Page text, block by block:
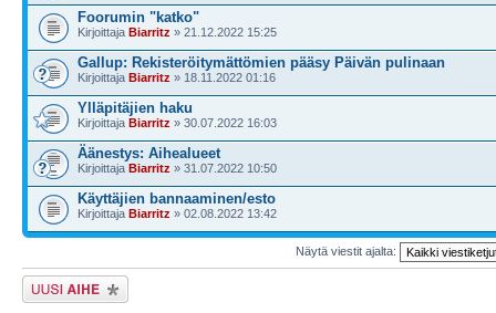
Foorumin "katko"
Kirjoittaja Biarritz » 21.12.2022 15:25
Gallup: Rekisteröitymättömien pääsy Päivän pulinaan
Kirjoittaja Biarritz » 18.11.2022 01:16
Ylläpitäjien haku
Kirjoittaja Biarritz » 30.07.2022 16:03
Äänestys: Aihealueet
Kirjoittaja Biarritz » 31.07.2022 10:50
Käyttäjien bannaaminen/esto
Kirjoittaja Biarritz » 02.08.2022 13:42
Näytä viestit ajalta:
Lähetä uusi viesti